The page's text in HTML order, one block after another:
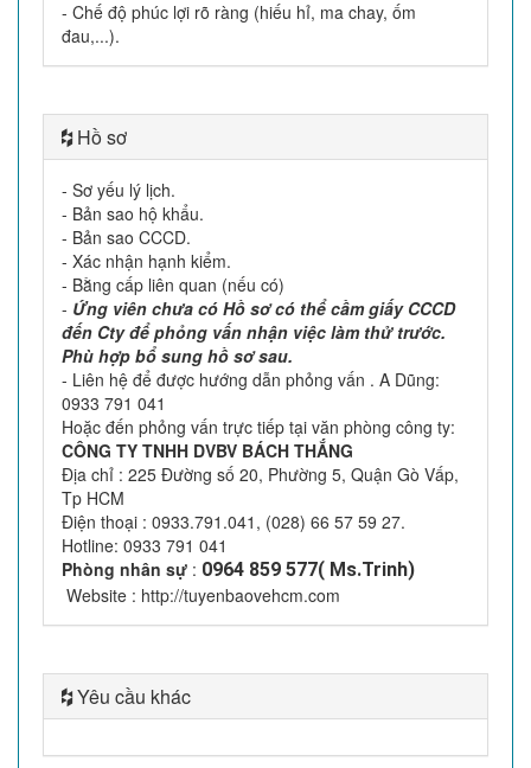
- Chế độ phúc lợi rõ ràng (hiếu hỉ, ma chay, ốm
đau,...).
Hồ sơ
- Sơ yếu lý lịch.
- Bản sao hộ khẩu.
- Bản sao CCCD.
- Xác nhận hạnh kiểm.
- Bằng cấp liên quan (nếu có)
- Ứng viên chưa có Hồ sơ có thể cầm giấy CCCD
đến Cty để phỏng vấn nhận việc làm thử trước.
Phù hợp bổ sung hồ sơ sau.
- Liên hệ để được hướng dẫn phỏng vấn . A Dũng:
0933 791 041
Hoặc đến phỏng vấn trực tiếp tại văn phòng công ty:
CÔNG TY TNHH DVBV BÁCH THẮNG
Địa chỉ : 225 Đường số 20, Phường 5, Quận Gò Vấp,
Tp HCM
Điện thoại : 0933.791.041, (028) 66 57 59 27.
Hotline: 0933 791 041
Phòng nhân sự : 0964 859 577( Ms.Trinh)
Website : http://tuyenbaovehcm.com
Yêu cầu khác